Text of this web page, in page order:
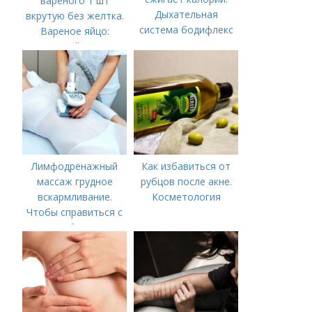
вкрутую без желтка.
Вареное яйцо:
калорийность
Дыхательная
система бодифлекс
условиях
Лимфодренажный
массаж грудное
вскармливание.
Чтобы справиться с
нагрубанием,
необходимо
предпринять
следующие действия:
Как избавиться от
рубцов после акне.
Косметология